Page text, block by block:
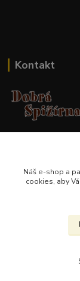
Kontakt
+420 737
Náš e-shop a
cookies, aby